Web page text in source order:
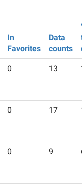
In
Favorites
Data
counts
0 13
0 17
0 9